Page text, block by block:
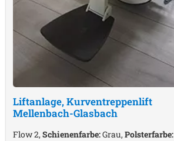
Liftanlage, Kurventreppenlift
Mellenbach-Glasbach
Flow 2,Schienenfarbe:Grau,Polsterfarbe: